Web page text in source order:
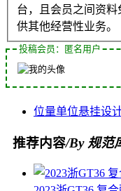
台，且会员之间资
供其他经营性业务。
投稿会员：匿名用户
位量单位悬挂设
推荐内容/By 规范